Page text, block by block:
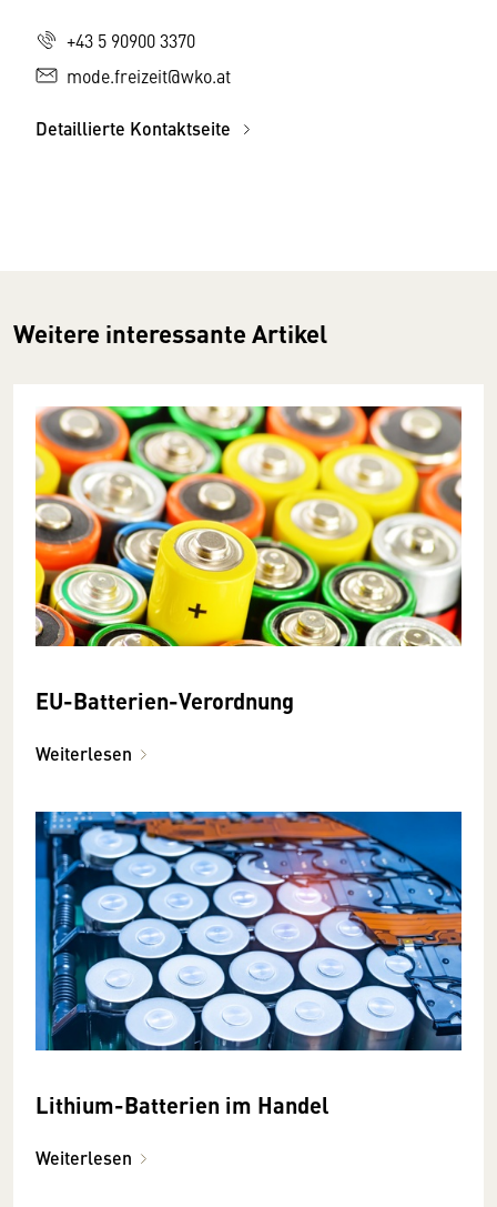
+43 5 90900 3370
mode.freizeit@wko.at
Detaillierte Kontaktseite
Weitere interessante Artikel
EU-Batterien-Verordnung
Weiterlesen
Lithium-Batterien im Handel
Weiterlesen